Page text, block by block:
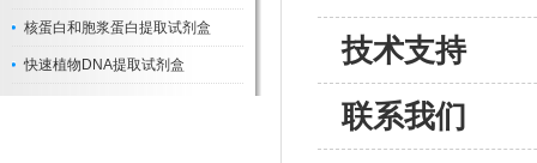
核蛋白和胞浆蛋白提取试剂盒
快速植物DNA提取试剂盒
技术支持
联系我们